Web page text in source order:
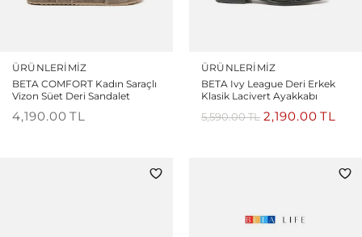
ÜRÜNLERIMIZ
BETA COMFORT Kadın Saraçlı
Vizon Süet Deri Sandalet
4,190.00 TL
ÜRÜNLERIMIZ
BETA Ivy League Deri Erkek
Klasik Lacivert Ayakkabı
5,590.00TL 2,190.00 TL